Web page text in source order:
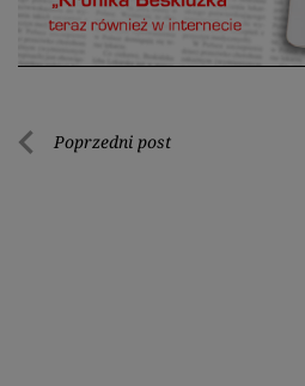
Nawigacja
Poprzedni post